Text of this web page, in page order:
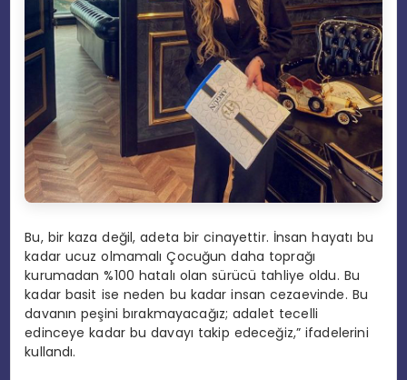
Bu, bir kaza değil, adeta bir cinayettir. İnsan hayatı bu
kadar ucuz olmamalı Çocuğun daha toprağı
kurumadan %100 hatalı olan sürücü tahliye oldu. Bu
kadar basit ise neden bu kadar insan cezaevinde. Bu
davanın peşini bırakmayacağız; adalet tecelli
edinceye kadar bu davayı takip edeceğiz,” ifadelerini
kullandı.